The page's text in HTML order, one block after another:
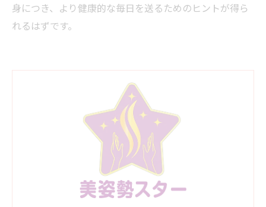
身につき、より健康的な毎日を送るためのヒントが得ら
れるはずです。